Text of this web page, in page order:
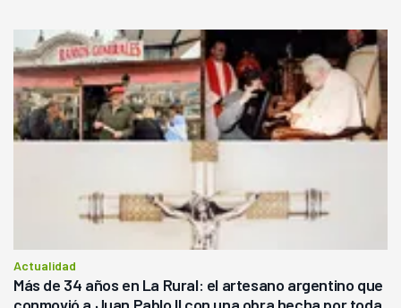
Actualidad
Más de 34 años en La Rural: el artesano argentino que